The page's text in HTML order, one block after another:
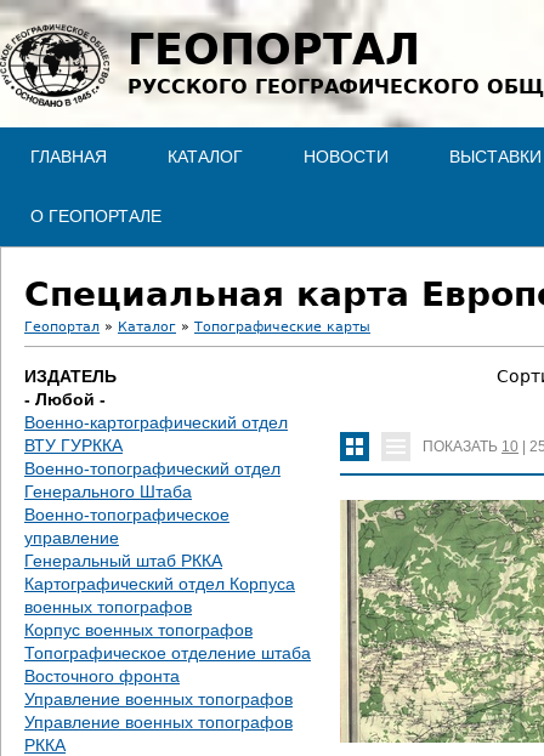
Jump to navigation
ГЕОПОРТАЛ
РУССКОГО ГЕОГРАФИЧЕСКОГО
ГЛАВНАЯ КАТАЛОГ НОВОСТИ ВЫСТАВКИ
О ГЕОПОРТАЛЕ
Специальная карта
В
ы
з
д
е
с
ь
Геопортал » Каталог » Топографические карты
ИЗДАТЕЛЬ
- Любой -
Военно-картографический отдел
ВТУ ГУРККА
Военно-топографический отдел
Генерального Штаба
Военно-топографическое
управление
Генеральный штаб РККА
Картографический отдел Корпуса
военных топографов
Корпус военных топографов
Топографическое отделение штаба
Восточного фронта
Управление военных топографов
Управление военных топографов
РККА
ПОКАЗАТЬ 10